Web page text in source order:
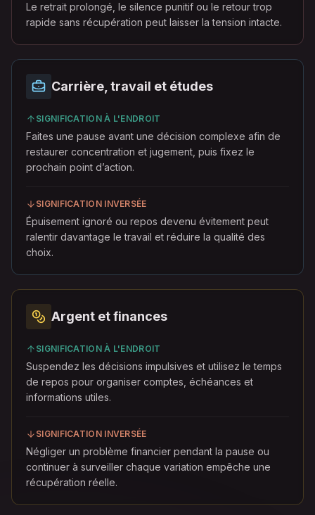
Le retrait prolongé, le silence punitif ou le retour trop
rapide sans récupération peut laisser la tension intacte.
Carrière, travail et études
SIGNIFICATION À L'ENDROIT
Faites une pause avant une décision complexe afin de
restaurer concentration et jugement, puis fixez le
prochain point d’action.
SIGNIFICATION INVERSÉE
Épuisement ignoré ou repos devenu évitement peut
ralentir davantage le travail et réduire la qualité des
choix.
Argent et finances
SIGNIFICATION À L'ENDROIT
Suspendez les décisions impulsives et utilisez le temps
de repos pour organiser comptes, échéances et
informations utiles.
SIGNIFICATION INVERSÉE
Négliger un problème financier pendant la pause ou
continuer à surveiller chaque variation empêche une
récupération réelle.